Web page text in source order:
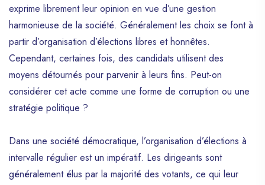
exprime librement leur opinion en vue d’une gestion
harmonieuse de la société. Généralement les choix se font à
partir d’organisation d’élections libres et honnêtes.
Cependant, certaines fois, des candidats utilisent des
moyens détournés pour parvenir à leurs fins. Peut-on
considérer cet acte comme une forme de corruption ou une
stratégie politique ?
Dans une société démocratique, l’organisation d’élections à
intervalle régulier est un impératif. Les dirigeants sont
généralement élus par la majorité des votants, ce qui leur